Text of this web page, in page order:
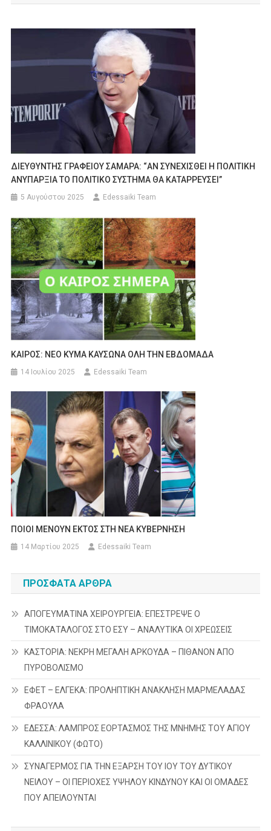
ΔΙΕΥΘΥΝΤΗΣ ΓΡΑΦΕΙΟΥ ΣΑΜΑΡΑ: “ΑΝ ΣΥΝΕΧΙΣΘΕΙ Η ΠΟΛΙΤΙΚΗ
ΑΝΥΠΑΡΞΙΑ ΤΟ ΠΟΛΙΤΙΚΟ ΣΥΣΤΗΜΑ ΘΑ ΚΑΤΑΡΡΕΥΣΕΙ”
5 Αυγούστου 2025 Edessaiki Team
ΚΑΙΡΟΣ: ΝΕΟ ΚΥΜΑ ΚΑΥΣΩΝΑ ΟΛΗ ΤΗΝ ΕΒΔΟΜΑΔΑ
14 Ιουλίου 2025 Edessaiki Team
ΠΟΙΟΙ ΜΕΝΟΥΝ ΕΚΤΟΣ ΣΤΗ ΝΕΑ ΚΥΒΕΡΝΗΣΗ
14 Μαρτίου 2025 Edessaiki Team
ΠΡΌΣΦΑΤΑ ΆΡΘΡΑ
ΑΠΟΓΕΥΜΑΤΙΝΑ ΧΕΙΡΟΥΡΓΕΙΑ: ΕΠΕΣΤΡΕΨΕ Ο
ΤΙΜΟΚΑΤΑΛΟΓΟΣ ΣΤΟ ΕΣΥ – ΑΝΑΛΥΤΙΚΑ ΟΙ ΧΡΕΩΣΕΙΣ
ΚΑΣΤΟΡΙΑ: ΝΕΚΡΗ ΜΕΓΑΛΗ ΑΡΚΟΥΔΑ – ΠΙΘΑΝΟΝ ΑΠΟ
ΠΥΡΟΒΟΛΙΣΜΟ
ΕΦΕΤ – ΕΛΓΕΚΑ: ΠΡΟΛΗΠΤΙΚΗ ΑΝΑΚΛΗΣΗ ΜΑΡΜΕΛΑΔΑΣ
ΦΡΑΟΥΛΑ
ΕΔΕΣΣΑ: ΛΑΜΠΡΟΣ ΕΟΡΤΑΣΜΟΣ ΤΗΣ ΜΝΗΜΗΣ ΤΟΥ ΑΓΙΟΥ
ΚΑΛΛΙΝΙΚΟΥ (ΦΩΤΟ)
ΣΥΝΑΓΕΡΜΟΣ ΓΙΑ ΤΗΝ ΕΞΑΡΣΗ ΤΟΥ ΙΟΥ ΤΟΥ ΔΥΤΙΚΟΥ
ΝΕΙΛΟΥ – ΟΙ ΠΕΡΙΟΧΕΣ ΥΨΗΛΟΥ ΚΙΝΔΥΝΟΥ ΚΑΙ ΟΙ ΟΜΑΔΕΣ
ΠΟΥ ΑΠΕΙΛΟΥΝΤΑΙ